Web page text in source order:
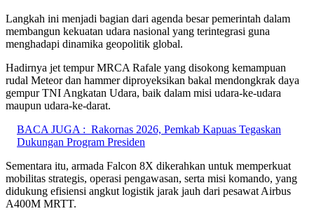
Langkah ini menjadi bagian dari agenda besar pemerintah dalam
membangun kekuatan udara nasional yang terintegrasi guna
menghadapi dinamika geopolitik global.
Hadirnya jet tempur MRCA Rafale yang disokong kemampuan
rudal Meteor dan hammer diproyeksikan bakal mendongkrak daya
gempur TNI Angkatan Udara, baik dalam misi udara-ke-udara
maupun udara-ke-darat.
BACA JUGA : Rakornas 2026, Pemkab Kapuas Tegaskan
Dukungan Program Presiden
Sementara itu, armada Falcon 8X dikerahkan untuk memperkuat
mobilitas strategis, operasi pengawasan, serta misi komando, yang
didukung efisiensi angkut logistik jarak jauh dari pesawat Airbus
A400M MRTT.